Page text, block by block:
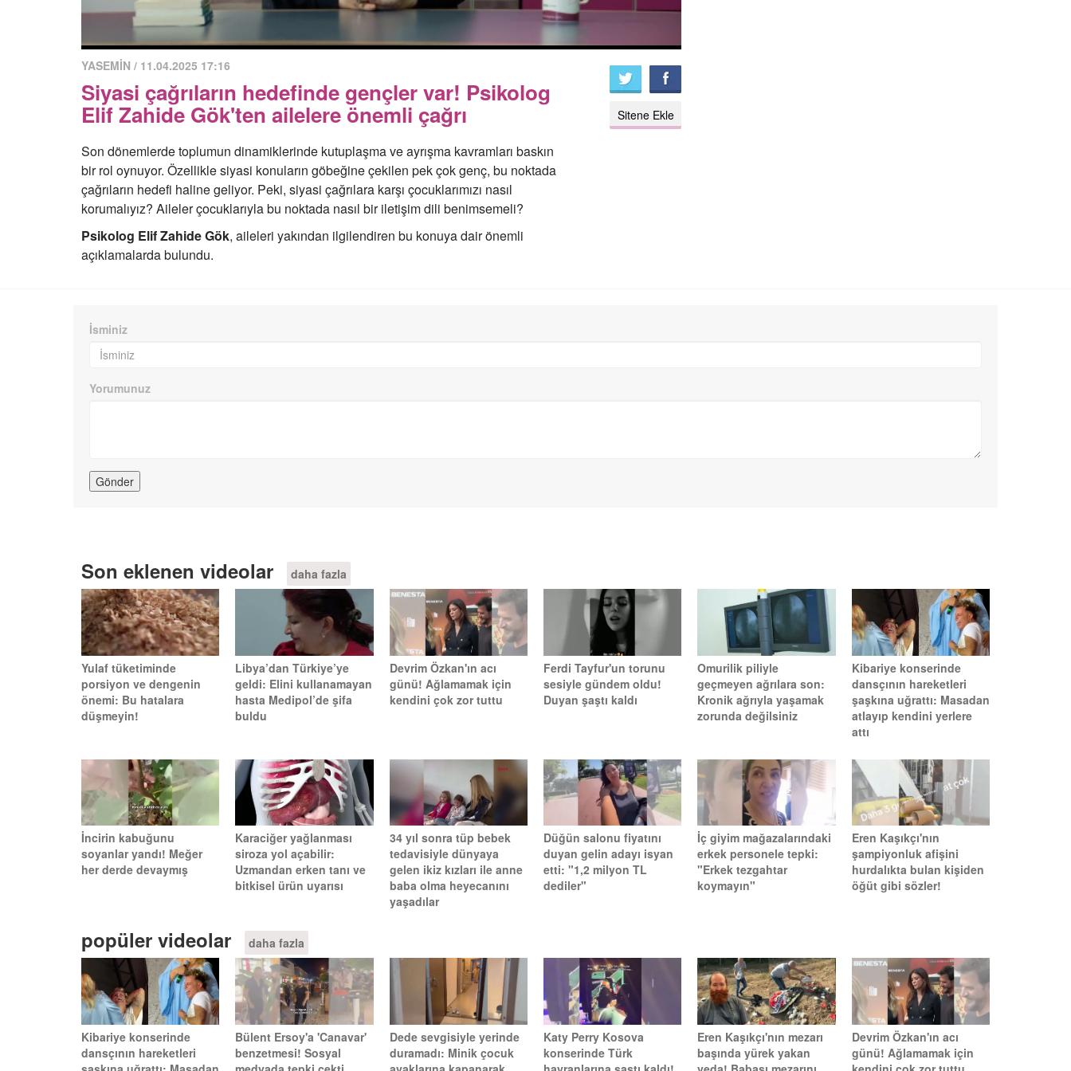
YASEMİN / 11.04.2025 17:16
Siyasi çağrıların hedefinde gençler var! Psikolog
Elif Zahide Gök'ten ailelere önemli çağrı
Son dönemlerde toplumun dinamiklerinde kutuplaşma ve ayrışma kavramları baskın
bir rol oynuyor. Özellikle siyasi konuların göbeğine çekilen pek çok genç, bu noktada
çağrıların hedefi haline geliyor. Peki, siyasi çağrılara karşı çocuklarımızı nasıl
korumalıyız? Aileler çocuklarıyla bu noktada nasıl bir iletişim dili benimsemeli?
Psikolog Elif Zahide Gök, aileleri yakından ilgilendiren bu konuya dair önemli
açıklamalarda bulundu.
Sitene Ekle
İsminiz
Yorumunuz
Son eklenen videolar daha fazla
Yulaf tüketiminde
porsiyon ve dengenin
önemi: Bu hatalara
düşmeyin!
Libya’dan Türkiye’ye
geldi: Elini kullanamayan
hasta Medipol’de şifa
buldu
Devrim Özkan'ın acı
günü! Ağlamamak için
kendini çok zor tuttu
Ferdi Tayfur'un torunu
sesiyle gündem oldu!
Duyan şaştı kaldı
Omurilik piliyle
geçmeyen ağrılara son:
Kronik ağrıyla yaşamak
zorunda değilsiniz
Kibariye konserinde
dansçının hareketleri
şaşkına uğrattı: Masadan
atlayıp kendini yerlere
attı
İncirin kabuğunu
soyanlar yandı! Meğer
her derde devaymış
Karaciğer yağlanması
siroza yol açabilir:
Uzmandan erken tanı ve
bitkisel ürün uyarısı
34 yıl sonra tüp bebek
tedavisiyle dünyaya
gelen ikiz kızları ile anne
baba olma heyecanını
yaşadılar
Düğün salonu fiyatını
duyan gelin adayı isyan
etti: "1,2 milyon TL
dediler"
İç giyim mağazalarındaki
erkek personele tepki:
"Erkek tezgahtar
koymayın"
Eren Kaşıkçı'nın
şampiyonluk afişini
hurdalıkta bulan kişiden
öğüt gibi sözler!
popüler videolar daha fazla
Kibariye konserinde
dansçının hareketleri
Bülent Ersoy'a 'Canavar'
benzetmesi! Sosyal
Dede sevgisiyle yerinde
duramadı: Minik çocuk
Katy Perry Kosova
konserinde Türk
Eren Kaşıkçı'nın mezarı
başında yürek yakan
Devrim Özkan'ın acı
günü! Ağlamamak için